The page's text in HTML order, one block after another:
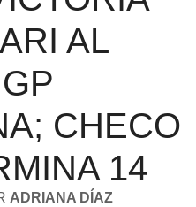
AL
CHECO
14
ADRIANA DÍAZ